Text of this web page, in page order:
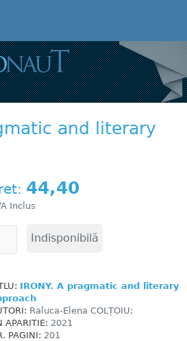
and literary
44,40
Inclus
IRONY. A pragmatic and literary
Raluca-Elena COLȚOIU;
APARITIE: 2021
PAGINI: 201